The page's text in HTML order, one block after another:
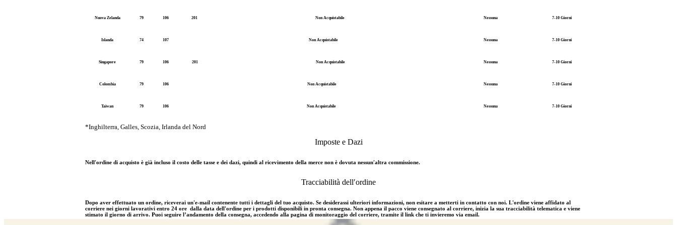
Nuova Zelanda 79 106 201 Non Acquistabile Nessuna 7-10 Giorni
Islanda 74 107 Non Acquistabile Nessuna 7-10 Giorni
Singapore 79 106 201 Non Acquistabile Nessuna 7-10 Giorni
Colombia 79 106 Non Acquistabile Nessuna 7-10 Giorni
Taiwan 79 106 Non Acquistabile Nessuna 7-10 Giorni
*Inghilterra, Galles, Scozia, Irlanda del Nord
Imposte e Dazi
Nell′ordine di acquisto è già incluso il costo delle tasse e dei dazi, quindi al ricevimento della merce non è dovuta nessun′altra commissione.
Tracciabilità dell′ordine
Dopo aver effettuato un ordine, riceverai un'e-mail contenente tutti i dettagli del tuo acquisto. Se desiderassi ulteriori informazioni, non esitare a metterti in contatto con noi. L'ordine viene affidato al
corriere nei giorni lavorativi entro 24 ore dalla data dell'ordine per i prodotti disponibili in pronta consegna. Non appena il pacco viene consegnato al corriere, inizia la sua tracciabilità telematica e viene
stimato il giorno di arrivo. Puoi seguire l’andamento della consegna, accedendo alla pagina di monitoraggio del corriere, tramite il link che ti invieremo via email.